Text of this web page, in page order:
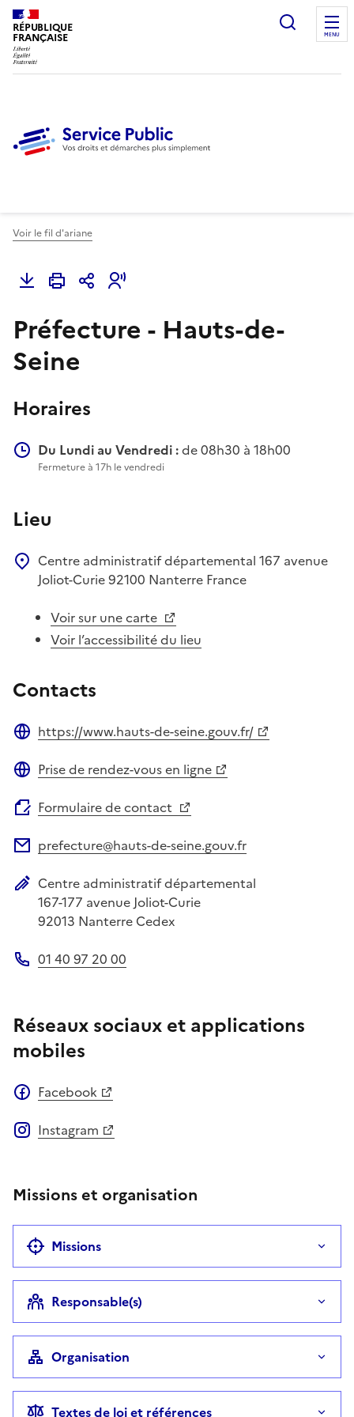
RÉPUBLIQUE
FRANÇAISE
Ouvrir
MENU
Voir le fil d'ariane
Préfecture - Hauts-de-
Seine
Horaires
Du Lundi au Vendredi :de 08h30 à 18h00
Fermeture à 17h le vendredi
Lieu
Centre administratif départemental 167 avenue
Joliot-Curie92100 Nanterre France
Voir sur une carte
Voir l’accessibilité du lieu
Contacts
https://www.hauts-de-seine.gouv.fr/
Prise de rendez-vous en ligne
Formulaire de contact
prefecture@hauts-de-seine.gouv.fr
Adresse postale
Centre administratif départemental
167-177 avenue Joliot-Curie
92013 Nanterre Cedex
01 40 97 20 00
Réseaux sociaux et applications
mobiles
Facebook
Instagram
Missions et organisation
Missions
Responsable(s)
Organisation
Textes de loi et références